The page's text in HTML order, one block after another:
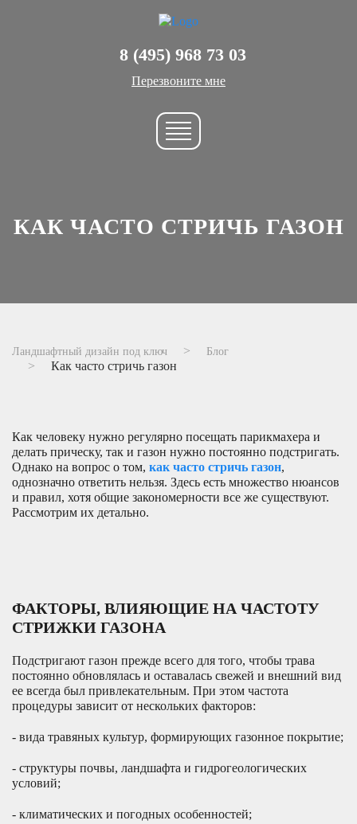
8 (495) 968 73 03
Перезвоните мне
КАК ЧАСТО СТРИЧЬ ГАЗОН
Ландшафтный дизайн под ключ Блог
Как часто стричь газон
Как человеку нужно регулярно посещать парикмахера и
делать прическу, так и газон нужно постоянно подстригать.
Однако на вопрос о том, как часто стричь газон,
однозначно ответить нельзя. Здесь есть множество нюансов
и правил, хотя общие закономерности все же существуют.
Рассмотрим их детально.
ФАКТОРЫ, ВЛИЯЮЩИЕ НА ЧАСТОТУ
СТРИЖКИ ГАЗОНА
Подстригают газон прежде всего для того, чтобы трава
постоянно обновлялась и оставалась свежей и внешний вид
ее всегда был привлекательным. При этом частота
процедуры зависит от нескольких факторов:
- вида травяных культур, формирующих газонное покрытие;
- структуры почвы, ландшафта и гидрогеологических
условий;
- климатических и погодных особенностей;